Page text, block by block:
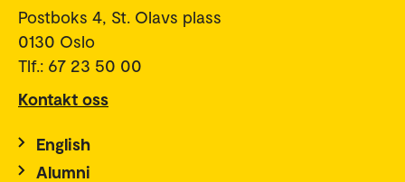
Postboks 4, St. Olavs plass
0130 Oslo
Tlf.: 67 23 50 00
Kontakt oss
English
Alumni